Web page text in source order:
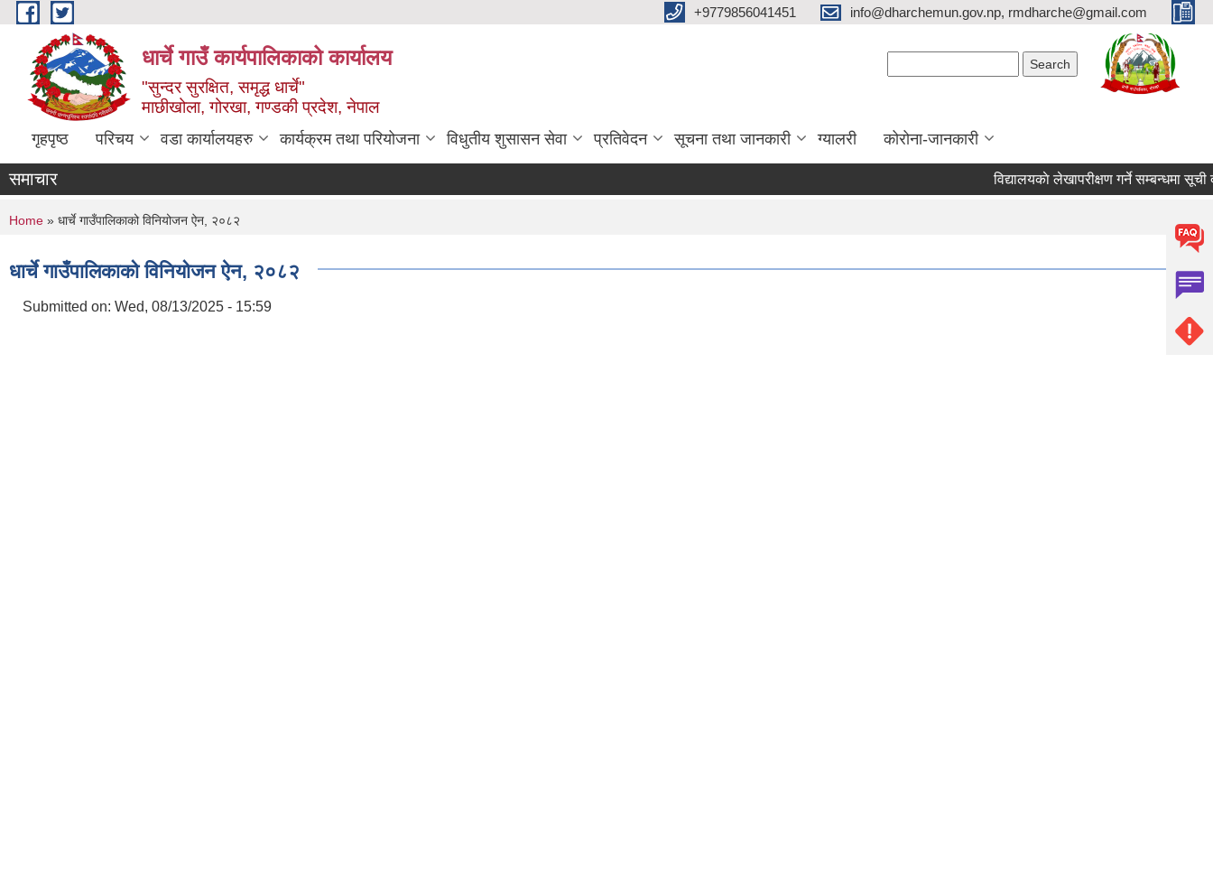
Skip to main content +9779856041451 info@dharchemun.gov.np, rmdharche@gmail.com
धार्चे गाउँ कार्यपालिकाको कार्यालय
"सुन्दर सुरक्षित, समृद्ध धार्चे"
माछीखोला, गोरखा, गण्डकी प्रदेश, नेपाल
गृहपृष्ठ परिचय वडा कार्यालयहरु कार्यक्रम तथा परियोजना विधुतीय शुसासन सेवा प्रतिवेदन सूचना तथा जानकारी ग्यालरी कोरोना-जानकारी
समाचार विद्यालयकाे लेखापरीक्षण गर्ने सम्बन्धमा सूची दर्ता
You are here
Home » धार्चे गाउँपालिकाको विनियोजन ऐन, २०८२
धार्चे गाउँपालिकाको विनियोजन ऐन, २०८२
Submitted on: Wed, 08/13/2025 - 15:59